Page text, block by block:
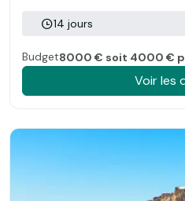
14 jours
Budget8000 € soit 4000 €
Voir les